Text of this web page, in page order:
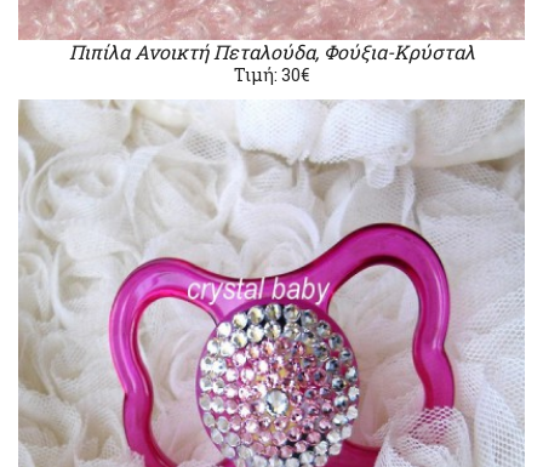
Πιπίλα Ανοικτή Πεταλούδα, Φούξια-Κρύσταλ
Τιμή: 30€